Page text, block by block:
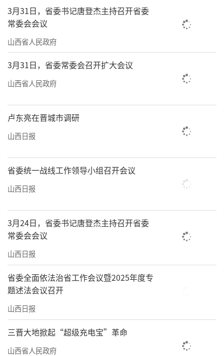
3月31日，省委书记唐登杰主持召开省委
常委会会议
山西省人民政府
3月31日，省委常委会召开扩大会议
山西省人民政府
卢东亮在晋城市调研
山西日报
省委统一战线工作领导小组召开会议
山西日报
3月24日，省委书记唐登杰主持召开省委
常委会会议
山西日报
省委全面依法治省工作会议暨2025年度专
题述法会议召开
山西日报
三晋大地掀起“超级充电宝”革命
山西省人民政府